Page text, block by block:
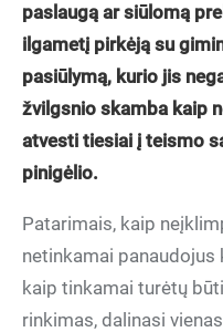
paslaugą ar siūlomą
ilgametį pirkėją su
pasiūlymą, kurio jis
žvilgsnio skamba kaip
atvesti tiesiai į teismo
pinigėlio.
Patarimais, kaip
netinkamai
kaip tinkamai turėtų
rinkimas, dalinasi